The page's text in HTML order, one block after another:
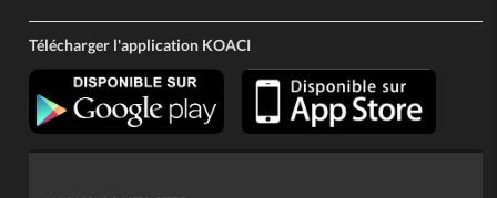
Télécharger l'application KOACI